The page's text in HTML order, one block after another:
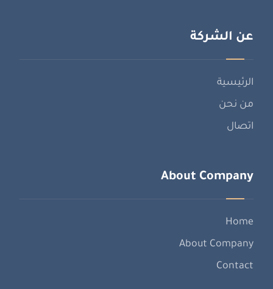
عن الشركة
الرئيسية
من نحن
اتصال
About Company
Home
About Company
Contact